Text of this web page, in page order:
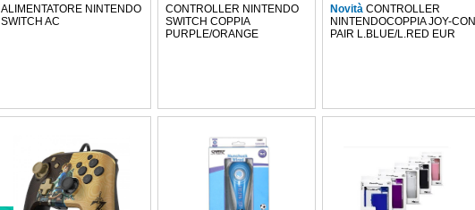
ALIMENTATORE NINTENDO
SWITCH AC
CONTROLLER NINTENDO
SWITCH COPPIA
PURPLE/ORANGE
Novità CONTROLLER
NINTENDOCOPPIA JOY-CON
PAIR L.BLUE/L.RED EUR